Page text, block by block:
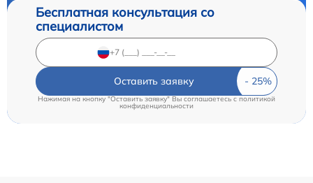
Бесплатная консультация со
специалистом
Оставить заявку
Нажимая на кнопку "Оставить заявку" Вы соглашаетесь cполитикой
конфиденциальности